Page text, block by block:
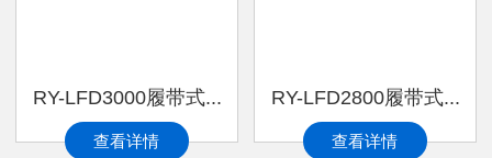
RY-LFD3000履带式...
查看详情
RY-LFD2800履带式...
查看详情